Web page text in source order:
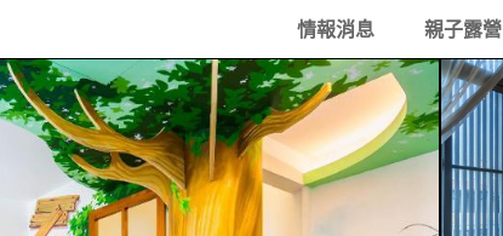
情報消息 親子露營